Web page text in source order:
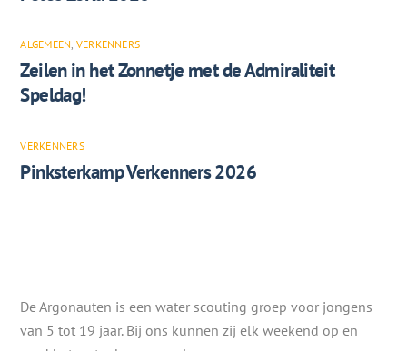
ALGEMEEN, VERKENNERS
Zeilen in het Zonnetje met de Admiraliteit
Speldag!
VERKENNERS
Pinksterkamp Verkenners 2026
De Argonauten is een water scouting groep voor jongens
van 5 tot 19 jaar. Bij ons kunnen zij elk weekend op en